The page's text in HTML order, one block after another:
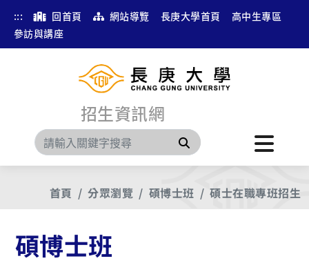
::: 回首頁 網站導覽 長庚大學首頁
高中生專區
參訪與講座
招生資訊網
搜尋
首頁 分眾瀏覽 碩博士班 碩士在職專班招生
碩博士班